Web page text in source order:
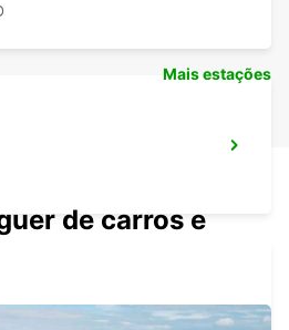
Mais estações
de carros e